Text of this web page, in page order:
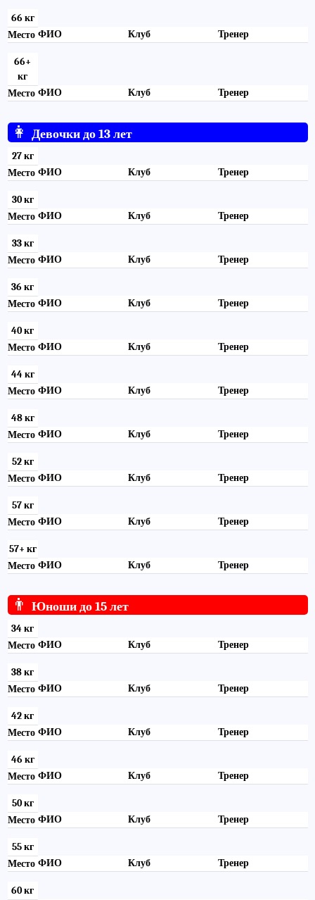
66 кг
Место ФИО Клуб Тренер
66+
кг
Место ФИО Клуб Тренер
👩 Девочки до 13 лет
27 кг
Место ФИО Клуб Тренер
30 кг
Место ФИО Клуб Тренер
33 кг
Место ФИО Клуб Тренер
36 кг
Место ФИО Клуб Тренер
40 кг
Место ФИО Клуб Тренер
44 кг
Место ФИО Клуб Тренер
48 кг
Место ФИО Клуб Тренер
52 кг
Место ФИО Клуб Тренер
57 кг
Место ФИО Клуб Тренер
57+ кг
Место ФИО Клуб Тренер
👨 Юноши до 15 лет
34 кг
Место ФИО Клуб Тренер
38 кг
Место ФИО Клуб Тренер
42 кг
Место ФИО Клуб Тренер
46 кг
Место ФИО Клуб Тренер
50 кг
Место ФИО Клуб Тренер
55 кг
Место ФИО Клуб Тренер
60 кг